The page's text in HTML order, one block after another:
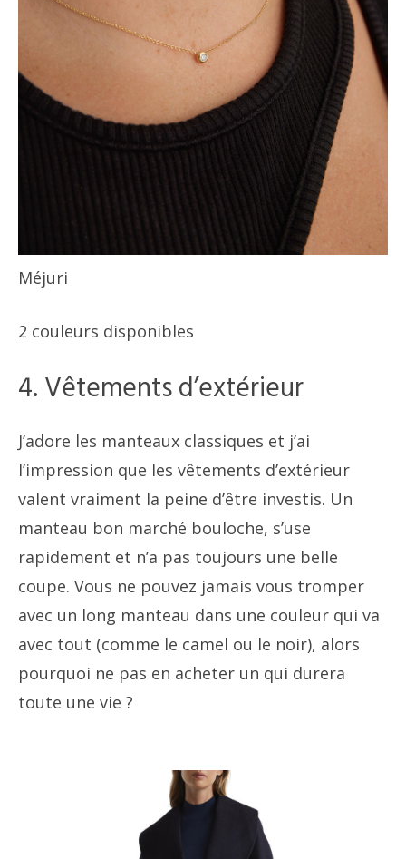
Méjuri
2 couleurs disponibles
4. Vêtements d’extérieur
J’adore les manteaux classiques et j’ai
l’impression que les vêtements d’extérieur
valent vraiment la peine d’être investis. Un
manteau bon marché bouloche, s’use
rapidement et n’a pas toujours une belle
coupe. Vous ne pouvez jamais vous tromper
avec un long manteau dans une couleur qui va
avec tout (comme le camel ou le noir), alors
pourquoi ne pas en acheter un qui durera
toute une vie ?